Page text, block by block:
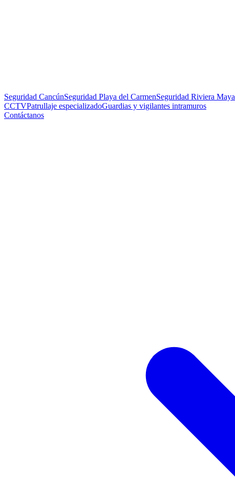
Seguridad CancúnSeguridad Playa del CarmenSeguridad Riviera Maya
CCTVPatrullaje especializadoGuardias y vigilantes intramuros
Contáctanos